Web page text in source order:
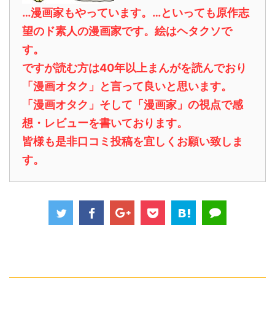
…漫画家もやっています。…といっても原作志
望のド素人の漫画家です。絵はヘタクソで
す。
ですが読む方は40年以上まんがを読んでおり
「漫画オタク」と言って良いと思います。
「漫画オタク」そして「漫画家」の視点で感
想・レビューを書いております。
皆様も是非口コミ投稿を宜しくお願い致しま
す。